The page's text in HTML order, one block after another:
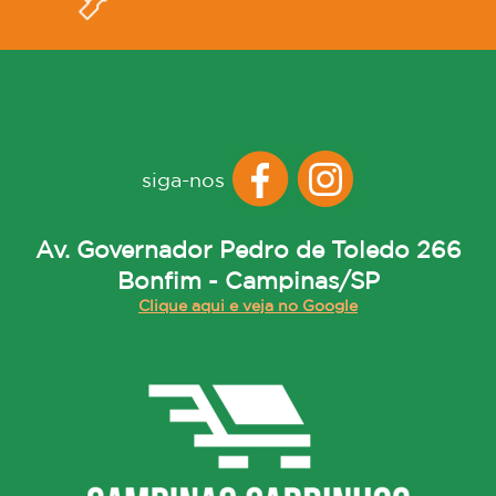
siga-nos
Av. Governador Pedro de Toledo 266
Bonfim - Campinas/SP
Clique aqui e veja no Google